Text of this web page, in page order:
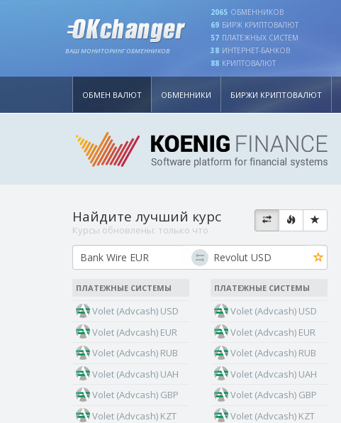
ВАШ МОНИТОРИНГ ОБМЕННИКОВ
2065 ОБМЕННИКОВ
69 БИРЖ КРИПТОВАЛЮТ
57 ПЛАТЕЖНЫХ СИСТЕМ
38 ИНТЕРНЕТ-БАНКОВ
88 КРИПТОВАЛЮТ
ОБМЕН ВАЛЮТ ОБМЕННИКИ БИРЖИ КРИПТОВАЛЮТ
Найдите лучший курс
Курсы обновлены: только что
ПЛАТЕЖНЫЕ СИСТЕМЫ
Volet (Advcash) USD
Volet (Advcash) EUR
Volet (Advcash) RUB
Volet (Advcash) UAH
Volet (Advcash) GBP
Volet (Advcash) KZT
ПЛАТЕЖНЫЕ СИСТЕМЫ
Volet (Advcash) USD
Volet (Advcash) EUR
Volet (Advcash) RUB
Volet (Advcash) UAH
Volet (Advcash) GBP
Volet (Advcash) KZT